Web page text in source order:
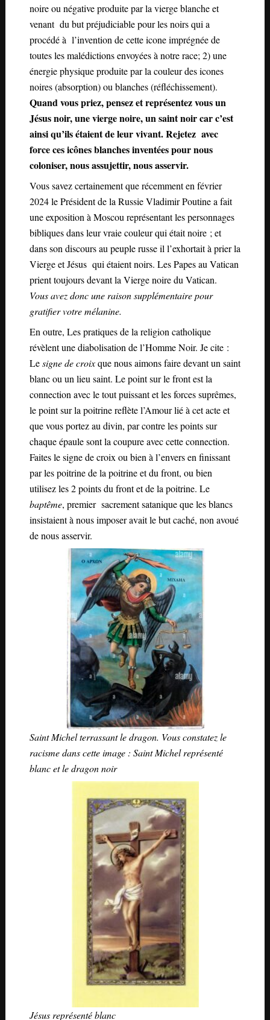
noire ou négative produite par la vierge blanche et
venant du but préjudiciable pour les noirs qui a
procédé à l’invention de cette icone imprégnée de
toutes les malédictions envoyées à notre race; 2) une
énergie physique produite par la couleur des icones
noires (absorption) ou blanches (réfléchissement).
Quand vous priez, pensez et représentez vous un
Jésus noir, une vierge noire, un saint noir car c’est
ainsi qu’ils étaient de leur vivant. Rejetez avec
force ces icônes blanches inventées pour nous
coloniser, nous assujettir, nous asservir.
Vous savez certainement que récemment en février
2024 le Président de la Russie Vladimir Poutine a fait
une exposition à Moscou représentant les personnages
bibliques dans leur vraie couleur qui était noire ; et
dans son discours au peuple russe il l’exhortait à prier la
Vierge et Jésus qui étaient noirs. Les Papes au Vatican
prient toujours devant la Vierge noire du Vatican.
Vous avez donc une raison supplémentaire pour
gratifier votre mélanine.
En outre, Les pratiques de la religion catholique
révèlent une diabolisation de l’Homme Noir. Je cite :
Lesigne de croixque nous aimons faire devant un saint
blanc ou un lieu saint. Le point sur le front est la
connection avec le tout puissant et les forces suprêmes,
le point sur la poitrine reflète l’Amour lié à cet acte et
que vous portez au divin, par contre les points sur
chaque épaule sont la coupure avec cette connection.
Faites le signe de croix ou bien à l’envers en finissant
par les poitrine de la poitrine et du front, ou bien
utilisez les 2 points du front et de la poitrine. Le
baptême, premier sacrement satanique que les blancs
insistaient à nous imposer avait le but caché, non avoué
de nous asservir.
Saint Michel terrassant le dragon. Vous constatez le
racisme dans cette image : Saint Michel représenté
blanc et le dragon noir
Jésus représenté blanc